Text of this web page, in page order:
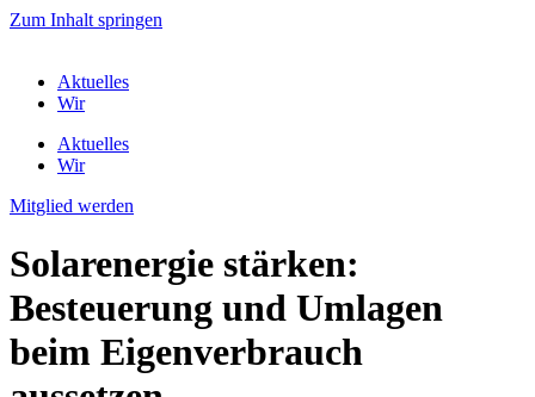
Zum Inhalt springen
Aktuelles
Wir
Aktuelles
Wir
Mitglied werden
Solarenergie stärken:
Besteuerung und Umlagen
beim Eigenverbrauch